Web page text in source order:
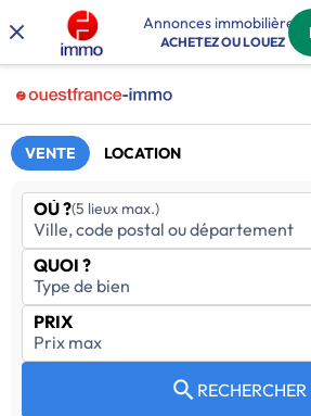
Annonces immobilières
ACHETEZ OU LOUEZ
VENTE LOCATION
OÙ ?(5 lieux max.)
QUOI ?
PRIX
RECHERCHER